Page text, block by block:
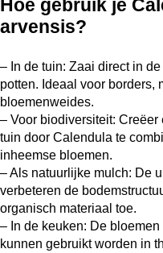
Hoe gebruik je
arvensis?
– In de tuin: Zaai direct in
potten. Ideaal voor borders,
bloemenweides.
– Voor biodiversiteit:
tuin door Calendula te
inheemse bloemen.
– Als natuurlijke mulch: De
verbeteren de
organisch materiaal toe.
– In de keuken: De
kunnen gebruikt worden in